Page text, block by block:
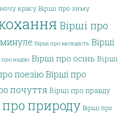
красу Вірші про зиму
Вірші про
Вірші про молодість Вірші
про надію Вірші про осінь Вірші
поезію Вірші про
почуття Вірші про правду
про природу Вірші про